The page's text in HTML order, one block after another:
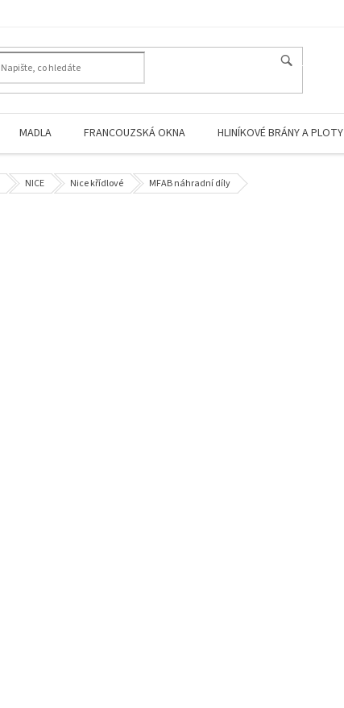
MADLA FRANCOUZSKÁ OKNA HLINÍKOVÉ BRÁNY A PLOTY
NICE Nice křídlové MFAB náhradní díly